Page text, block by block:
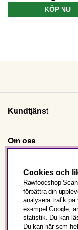
KÖP NU
Kundtjänst
Om oss
Följ oss
Det här är
Sverige
Cookies och
Rawfoodshop
förbättra din
analysera trafik på
exempel Google,
statistik. Du kan
Du kan när som